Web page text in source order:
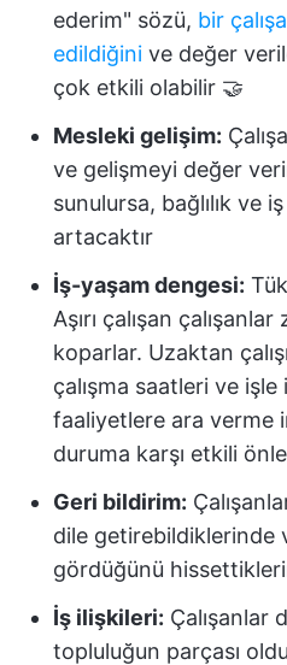
ederim" sözü, bir
edildiğini ve değer
çok etkili olabilir 🤝
Mesleki gelişim:
ve gelişmeyi değer
sunulursa, bağlılık ve
artacaktır
İş-yaşam dengesi:
Aşırı çalışan
koparlar. Uzaktan
çalışma saatleri ve
faaliyetlere ara verme
duruma karşı etkili
Geri bildirim:
dile getirebildiklerinde
gördüğünü
İş ilişkileri: Çalışanlar
topluluğun parçası